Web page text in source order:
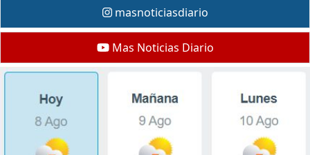
masnoticiasdiario
Mas Noticias Diario